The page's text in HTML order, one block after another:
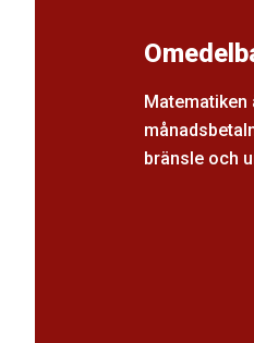
Matematiken
bränsle och